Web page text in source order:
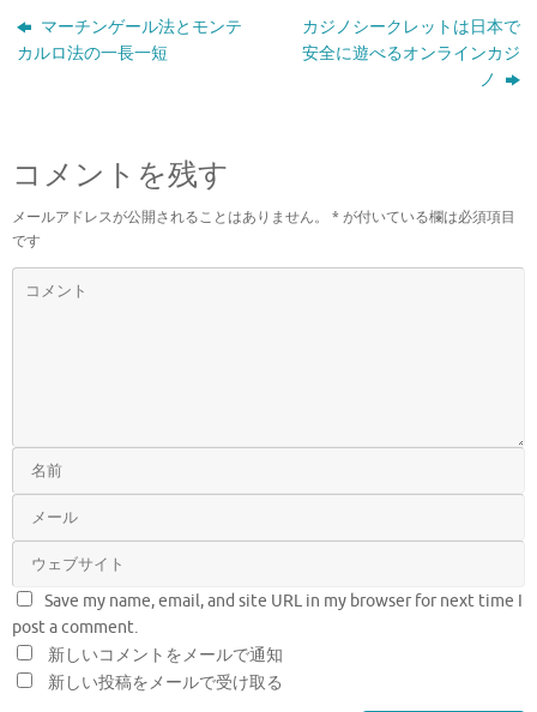
マーチンゲール法とモンテ
カルロ法の一長一短
カジノシークレットは日本で
安全に遊べるオンラインカジ
ノ
コメントを残す
メールアドレスが公開されることはありません。 *が付いている欄は必須項目
です
Save my name, email, and site URL in my browser for next time I
post a comment.
新しいコメントをメールで通知
新しい投稿をメールで受け取る